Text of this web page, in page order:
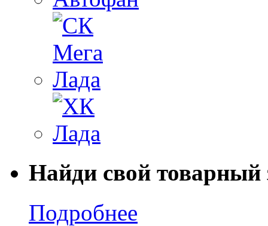
Найди свой товарный
Подробнее